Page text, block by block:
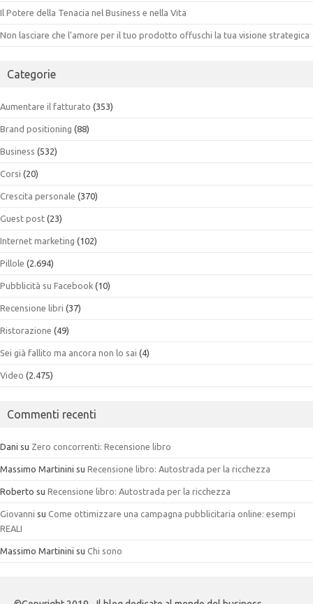
Il Potere della Tenacia nel Business e nella Vita
Non lasciare che l’amore per il tuo prodotto offuschi la tua visione strategica
Categorie
Aumentare il fatturato (353)
Brand positioning (88)
Business (532)
Corsi (20)
Crescita personale (370)
Guest post (23)
Internet marketing (102)
Pillole (2.694)
Pubblicità su Facebook (10)
Recensione libri (37)
Ristorazione (49)
Sei già fallito ma ancora non lo sai (4)
Video (2.475)
Commenti recenti
Dani su Zero concorrenti: Recensione libro
Massimo Martinini su Recensione libro: Autostrada per la ricchezza
Roberto su Recensione libro: Autostrada per la ricchezza
Giovanni su Come ottimizzare una campagna pubblicitaria online: esempi
REALI
Massimo Martinini su Chi sono